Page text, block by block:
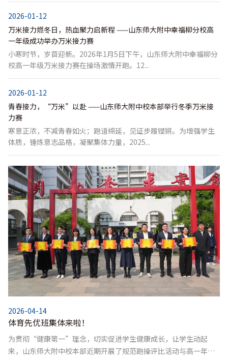
2026-01-12
万米接力燃冬日，热血聚力启新程 ——山东师大附中幸福柳分校高
一年级成功举办万米接力赛
小寒时节，岁首迎新。2026年1月5日下午，山东师大附中幸福柳分
校高一年级万米接力赛在操场激情开跑。12...
2026-01-12
青春接力，“万米”以赴 ——山东师大附中校本部举行冬季万米接
力赛
寒意正浓，不减青春如火；跑道绵延，见证步履铿锵。为增强学生
体质，锤炼意志品格，凝聚集体力量，2025...
2026-04-14
体育先优班集体来啦！
为贯彻“健康第一”理念，切实促进学生健康成长，让学生动起
来，山东师大附中校本部近期开展了规范跑操评比活动与高一年级